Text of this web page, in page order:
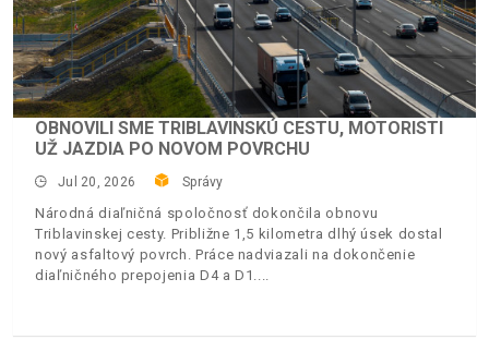
OBNOVILI SME TRIBLAVINSKÚ CESTU, MOTORISTI
UŽ JAZDIA PO NOVOM POVRCHU
Jul 20, 2026 Správy
Národná diaľničná spoločnosť dokončila obnovu
Triblavinskej cesty. Približne 1,5 kilometra dlhý úsek dostal
nový asfaltový povrch. Práce nadviazali na dokončenie
diaľničného prepojenia D4 a D1.